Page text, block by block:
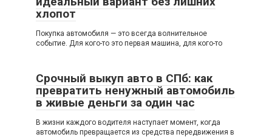
хлопот
Покупка автомобиля — это всегда волнительное
событие. Для кого-то это первая машина, для кого-то
Срочный выкуп авто в СПб: как
превратить ненужный автомобиль
в живые деньги за один час
В жизни каждого водителя наступает момент, когда
автомобиль превращается из средства передвижения в